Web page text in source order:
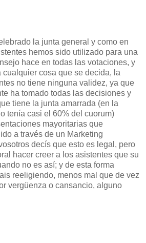
la junta general y como en
hemos sido utilizado para una
hace en todas las votaciones, y
cualquier cosa que se decida, la
no tiene ninguna validez, ya que
ha tomado todas las decisiones y
tiene la junta amarrada (en la
tenía casi el 60% del cuorum)
mayoritarias que
a través de un Marketing
decís que esto es legal, pero
hacer creer a los asistentes que su
no es así; y de esta forma
reeligiendo, menos mal que de vez
vergüenza o cansancio, alguno